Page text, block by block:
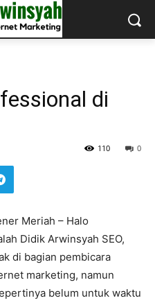
di
0
110
Meriah – Halo
Didik Arwinsyah SEO,
di bagian pembicara
marketing, namun
belum untuk waktu